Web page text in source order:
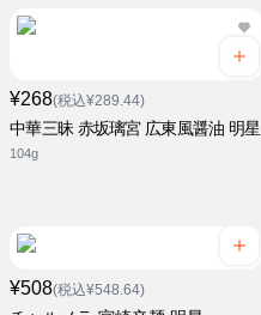
¥268(税込¥289.44)
中華三昧 赤坂璃宮 広東風醤油 明星
104g
¥508(税込¥548.64)